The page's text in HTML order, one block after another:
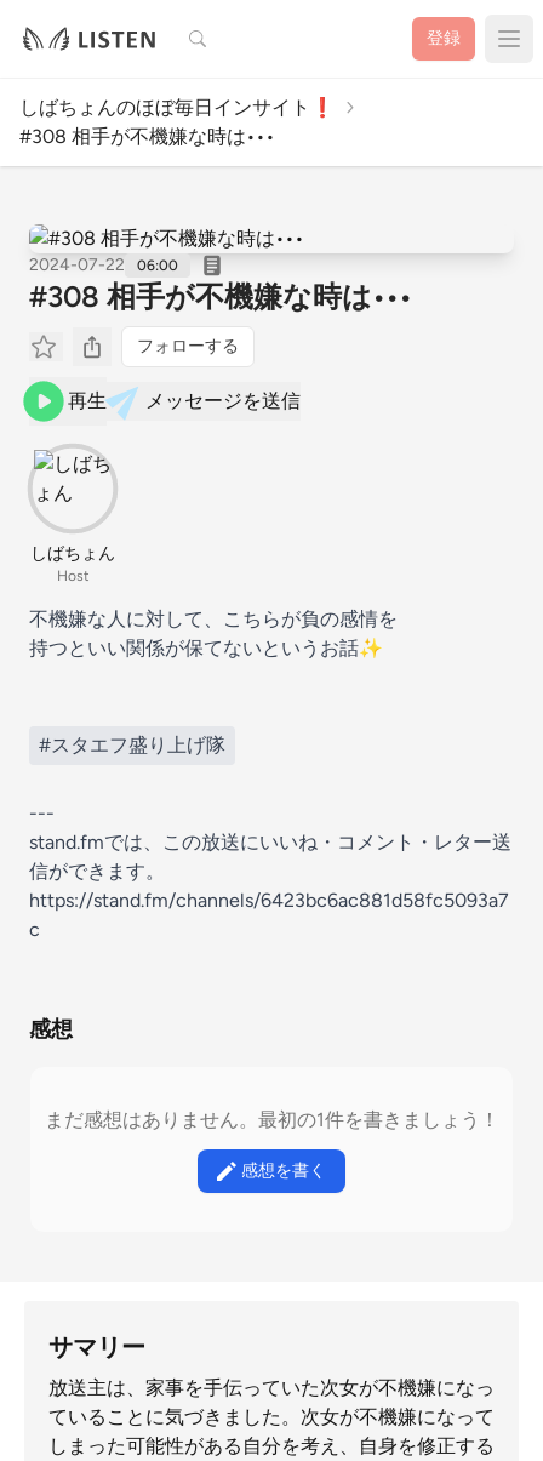
検索 登録
しばちょんのほぼ毎日インサイト❗
#308 相手が不機嫌な時は•••
2024-07-22 06:00
#308 相手が不機嫌な時は•••
フォローする
再生 メッセージを送信
しばちょん
Host
不機嫌な人に対して、こちらが負の感情を
持つといい関係が保てないというお話✨
#スタエフ盛り上げ隊
---
stand.fmでは、この放送にいいね・コメント・レター送
信ができます。
https://stand.fm/channels/6423bc6ac881d58fc5093a7
c
感想
まだ感想はありません。最初の1件を書きましょう！
感想を書く
サマリー
放送主は、家事を手伝っていた次女が不機嫌になっ
ていることに気づきました。次女が不機嫌になって
しまった可能性がある自分を考え、自身を修正する